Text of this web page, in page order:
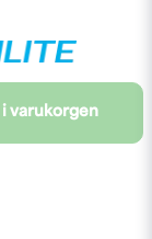
i varukorgen